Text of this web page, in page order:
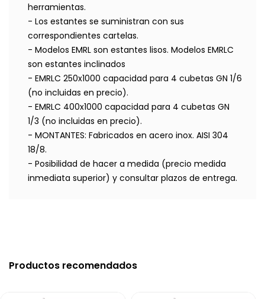
herramientas.
- Los estantes se suministran con sus
correspondientes cartelas.
- Modelos EMRL son estantes lisos. Modelos EMRLC
son estantes inclinados
- EMRLC 250x1000 capacidad para 4 cubetas GN 1/6
(no incluidas en precio).
- EMRLC 400x1000 capacidad para 4 cubetas GN
1/3 (no incluidas en precio).
- MONTANTES: Fabricados en acero inox. AISI 304
18/8.
- Posibilidad de hacer a medida (precio medida
inmediata superior) y consultar plazos de entrega.
Productos recomendados